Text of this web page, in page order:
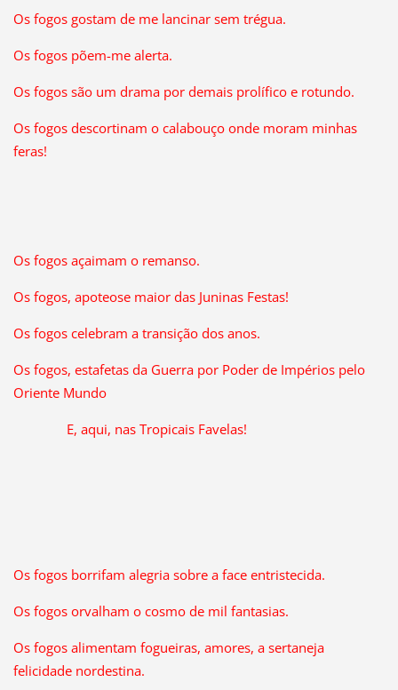
Os fogos gostam de me lancinar sem trégua.
Os fogos põem-me alerta.
Os fogos são um drama por demais prolífico e rotundo.
Os fogos descortinam o calabouço onde moram minhas
feras!
Os fogos açaimam o remanso.
Os fogos, apoteose maior das Juninas Festas!
Os fogos celebram a transição dos anos.
Os fogos, estafetas da Guerra por Poder de Impérios pelo
Oriente Mundo
E, aqui, nas Tropicais Favelas!
Os fogos borrifam alegria sobre a face entristecida.
Os fogos orvalham o cosmo de mil fantasias.
Os fogos alimentam fogueiras, amores, a sertaneja
felicidade nordestina.